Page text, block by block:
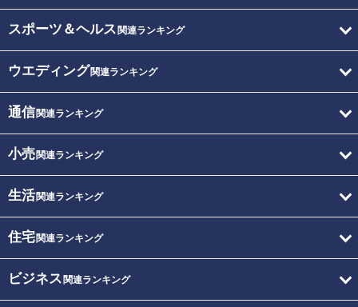
スポーツ＆ヘルス 関連ランキング
ウエディング関連ランキング
通信関連ランキング
小売関連ランキング
生活関連ランキング
住宅関連ランキング
ビジネス 関連ランキング